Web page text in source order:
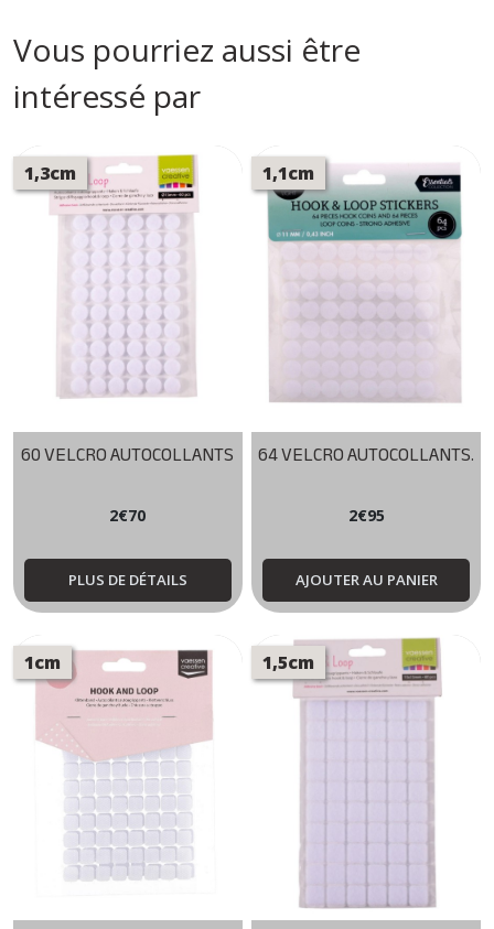
Vous pourriez aussi être
intéressé par
1,3cm
60 VELCRO AUTOCOLLANTS
2€70
PLUS DE DÉTAILS
1,1cm
64 VELCRO AUTOCOLLANTS.
2€95
AJOUTER AU PANIER
1cm 1,5cm